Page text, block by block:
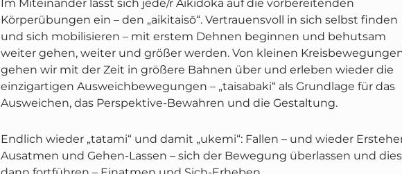
Im Miteinander lässt sich jede/r Aikidoka auf die vorbereitenden
Körperübungen ein – den „aikitaisō“. Vertrauensvoll in sich selbst finden
und sich mobilisieren – mit erstem Dehnen beginnen und behutsam
weiter gehen, weiter und größer werden. Von kleinen
gehen wir mit der Zeit in größere Bahnen über und erleben wieder die
einzigartigen Ausweichbewegungen – „taisabaki“ als Grundlage für das
Ausweichen, das Perspektive-Bewahren und die Gestaltung.
Endlich wieder „tatami“ und damit „ukemi“: Fallen – und wieder
Ausatmen und Gehen-Lassen – sich der Bewegung überlassen und